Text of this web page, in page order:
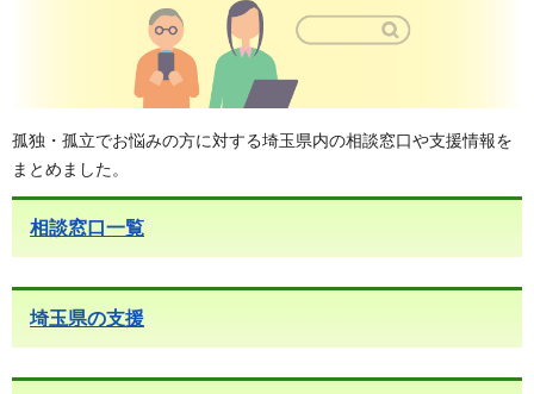
孤独・孤立でお悩みの方に対する埼玉県内の相談窓口や支援情報を
まとめました。
相談窓口一覧
埼玉県の支援